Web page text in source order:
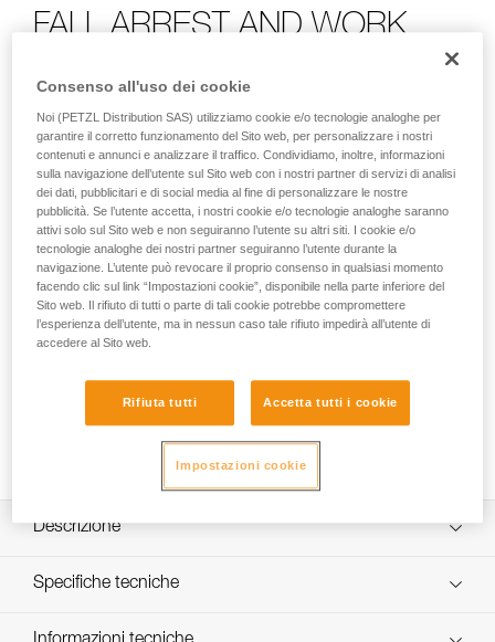
FALL ARREST AND WORK
Kit per la protezione contro le cadute e il posizionamento
sul lavoro con imbracatura VOLT, cordino ABSORBICA-Y
150 MGO e GRILLON HOOK
FALL ARREST AND WORK POSITIONING KIT è un kit pronto
per l’uso progettato per la protezione contro le cadute e il
posizionamento sul posto di lavoro. È adatto per i lavori in
quota che richiedono un collegamento a strutture metalliche
o cavi e barre di grande diametro. Il kit contiene
un’imbracatura anticaduta e di posizionamento sul lavoro
VOLT, un cordino doppio con assorbitore di energia
GRILLON HOOK da 2 metri, un moschettoni OK TRIACT-
Descrizione
Semplice da utilizzare ed efficace:
Specifiche tecniche
Dettagli codice
Consenso all'uso dei cookie
Noi (PETZL Distribution SAS) utilizziamo cookie e/o tecnologie analoghe per
garantire il corretto funzionamento del Sito web, per personalizzare i nostri
contenuti e annunci e analizzare il traffico. Condividiamo, inoltre, informazioni
sulla navigazione dell’utente sul Sito web con i nostri partner di servizi di analisi
dei dati, pubblicitari e di social media al fine di personalizzare le nostre
pubblicità. Se l’utente accetta, i nostri cookie e/o tecnologie analoghe saranno
attivi solo sul Sito web e non seguiranno l’utente su altri siti. I cookie e/o
tecnologie analoghe dei nostri partner seguiranno l’utente durante la
navigazione. L’utente può revocare il proprio consenso in qualsiasi momento
facendo clic sul link “Impostazioni cookie”, disponibile nella parte inferiore del
Sito web. Il rifiuto di tutti o parte di tali cookie potrebbe compromettere
l’esperienza dell’utente, ma in nessun caso tale rifiuto impedirà all’utente di
accedere al Sito web.
Rifiuta tutti Accetta tutti i cookie
Impostazioni cookie